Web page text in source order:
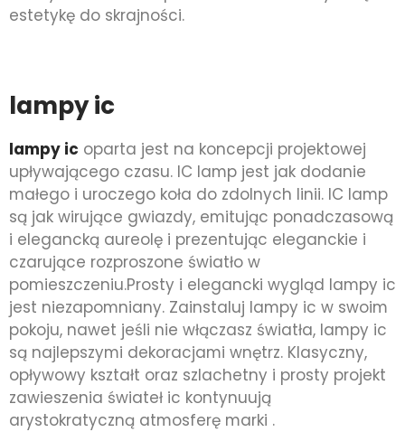
estetykę do skrajności.
lampy ic
lampy ic oparta jest na koncepcji projektowej
upływającego czasu. IC lamp jest jak dodanie
małego i uroczego koła do zdolnych linii. IC lamp
są jak wirujące gwiazdy, emitując ponadczasową
i elegancką aureolę i prezentując eleganckie i
czarujące rozproszone światło w
pomieszczeniu.Prosty i elegancki wygląd lampy ic
jest niezapomniany. Zainstaluj lampy ic w swoim
pokoju, nawet jeśli nie włączasz światła, lampy ic
są najlepszymi dekoracjami wnętrz. Klasyczny,
opływowy kształt oraz szlachetny i prosty projekt
zawieszenia świateł ic kontynuują
arystokratyczną atmosferę marki .